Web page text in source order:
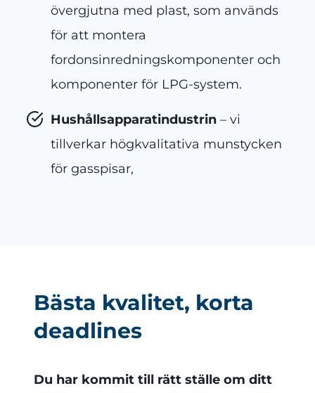
övergjutna med plast, som används
för att montera
fordonsinredningskomponenter och
komponenter för LPG-system.
Hushållsapparatindustrin – vi
tillverkar högkvalitativa munstycken
för gasspisar,
Bästa kvalitet, korta
deadlines
Du har kommit till rätt ställe om ditt